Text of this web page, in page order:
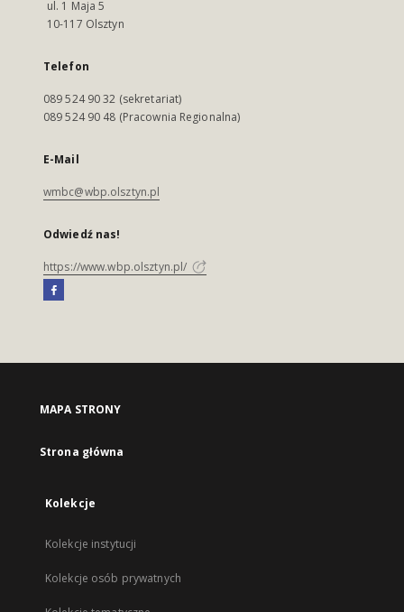
ul. 1 Maja 5
10-117 Olsztyn
Telefon
089 524 90 32 (sekretariat)
089 524 90 48 (Pracownia Regionalna)
E-Mail
wmbc@wbp.olsztyn.pl
Odwiedź nas!
https://www.wbp.olsztyn.pl/
MAPA STRONY
Strona główna
Kolekcje
Kolekcje instytucji
Kolekcje osób prywatnych